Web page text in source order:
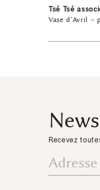
Tsé Tsé
Vase d’Avril –
Recevez